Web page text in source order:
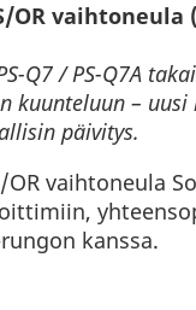
OR vaihtoneula
Q7 / PS-Q7A
kuunteluun – uusi
päivitys.
OR vaihtoneula
kanssa.